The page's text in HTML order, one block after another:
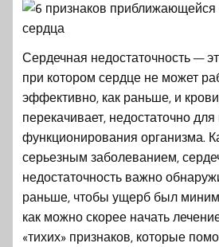
Сердечная недостаточность —
при котором сердце не может
эффективно, как раньше, и
перекачивает, недостаточно
функционирования организма.
серьезным заболеванием,
недостаточность важно
раньше, чтобы ущерб был
как можно скорее начать
«тихих» признаков, которые